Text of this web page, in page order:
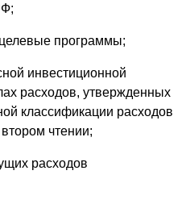
программы;
инвестиционной
расходов, утвержденных
классификации расходов
чтении;
расходов